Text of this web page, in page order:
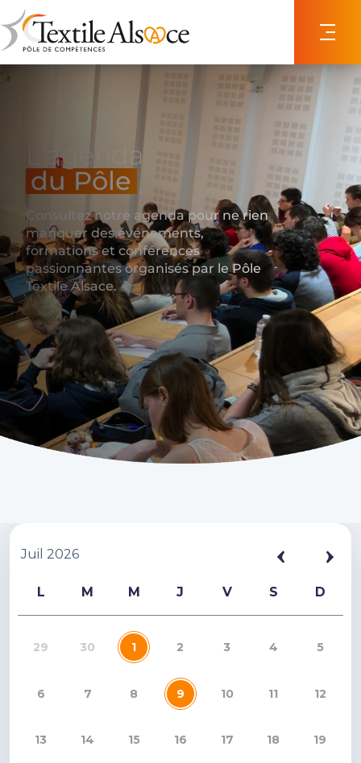
L'agenda
du Pôle
Consultez notre agenda pour ne rien
manquer des événements,
formations et conférences
passionnantes organisés par le Pôle
Textile Alsace.
Juil 2026
L M M J V S D
29 30 1 2 3 4 5
6 7 8 9 10 11 12
13 14 15 16 17 18 19
Panneau de gestion des cookies